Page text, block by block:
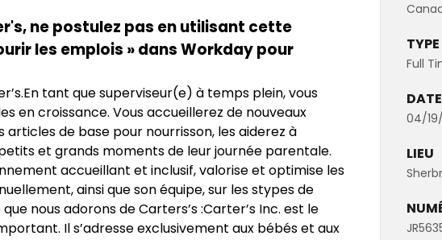
Full
04/
LIEU
ne postulez pas en utilisant cette
les emplois » dans Workday pour
tant que superviseur(e) à temps plein, vous
en croissance. Vous accueillerez de nouveaux
de base pour nourrisson, les aiderez à
et grands moments de leur journée parentale.
accueillant et inclusif, valorise et optimise les
ainsi que son équipe, sur les stypes de
nous adorons de Carters’s :Carter’s Inc. est le
Il s’adresse exclusivement aux bébés et aux